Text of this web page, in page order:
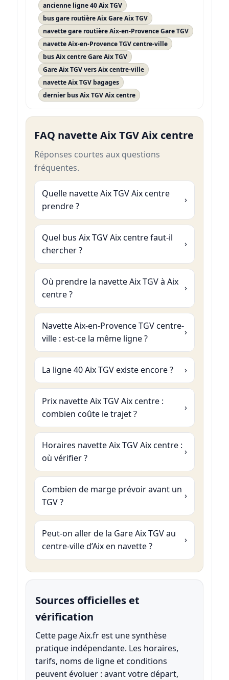
ancienne ligne 40 Aix TGV
bus gare routière Aix Gare Aix TGV
navette gare routière Aix-en-Provence Gare TGV
navette Aix-en-Provence TGV centre-ville
bus Aix centre Gare Aix TGV
Gare Aix TGV vers Aix centre-ville
navette Aix TGV bagages
dernier bus Aix TGV Aix centre
FAQ navette Aix TGV Aix centre
Réponses courtes aux questions
fréquentes.
Quelle navette Aix TGV Aix centre
prendre ?
Quel bus Aix TGV Aix centre faut-il
chercher ?
Où prendre la navette Aix TGV à Aix
centre ?
Navette Aix-en-Provence TGV centre-
ville : est-ce la même ligne ?
La ligne 40 Aix TGV existe encore ?
Prix navette Aix TGV Aix centre :
combien coûte le trajet ?
Horaires navette Aix TGV Aix centre :
où vérifier ?
Combien de marge prévoir avant un
TGV ?
Peut-on aller de la Gare Aix TGV au
centre-ville d’Aix en navette ?
Sources officielles et
vérification
Cette page Aix.fr est une synthèse
pratique indépendante. Les horaires,
tarifs, noms de ligne et conditions
peuvent évoluer : avant votre départ,